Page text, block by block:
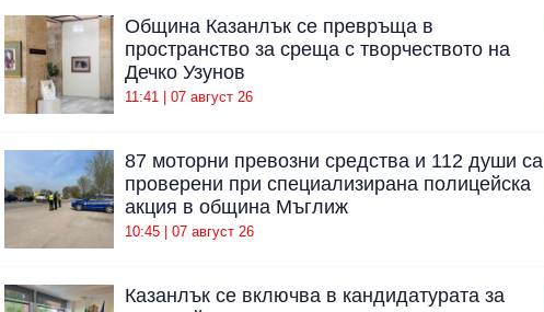
Община Казанлък се превръща в
пространство за среща с творчеството на
Дечко Узунов
11:41 | 07 август 26
87 моторни превозни средства и 112 души са
проверени при специализирана полицейска
акция в община Мъглиж
10:45 | 07 август 26
Казанлък се включва в кандидатурата за